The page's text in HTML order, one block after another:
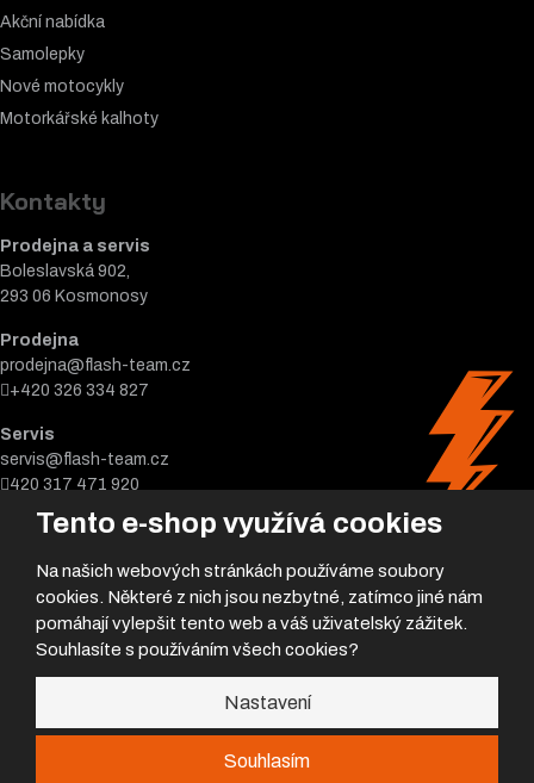
Tento e-shop využívá cookies
Na našich webových stránkách používáme soubory
cookies. Některé z nich jsou nezbytné, zatímco jiné nám
pomáhají vylepšit tento web a váš uživatelský zážitek.
Souhlasíte s používáním všech cookies?
Nastavení
Souhlasím
Akční nabídka
Samolepky
Nové motocykly
Motorkářské kalhoty
Kontakty
Prodejna a servis
Boleslavská 902,
293 06 Kosmonosy
Prodejna
prodejna@flash-team.cz
+420 326 334 827
Servis
servis@flash-team.cz
420 317 471 920